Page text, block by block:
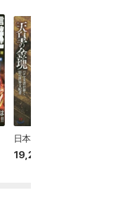
日本の黑幕
19,290